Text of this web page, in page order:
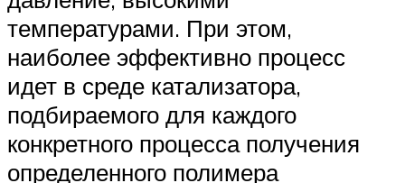
температурами. При этом,
наиболее эффективно процесс
идет в среде катализатора,
подбираемого для каждого
конкретного процесса получения
определенного полимера